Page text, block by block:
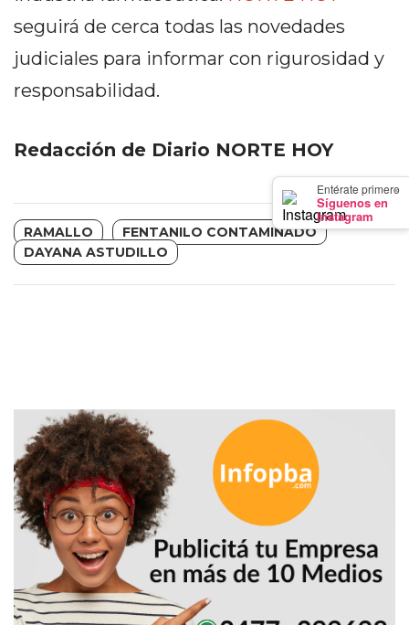
×
Entérate primero
Síguenos en
Instagram
DE
PERGAMINO
LOS
EN
DEPORTIVOS
EN
PERGAMINO
PRECIOS
WHEY
PROTEIN
EN
PERGAMINO:
DÓNDE
COMPRAR
EL
MEJOR
seguirá de cerca todas las novedades
judiciales para informar con rigurosidad y
responsabilidad.
Redacción de Diario NORTE HOY
RAMALLO
FENTANILO CONTAMINADO
DAYANA ASTUDILLO